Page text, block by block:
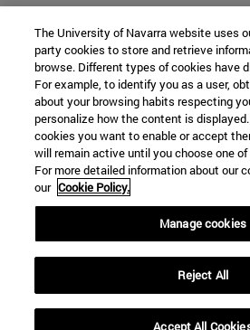
The University of Navarra website uses
party cookies to store and retrieve
browse. Different types of cookies have
For example, to identify you as a user,
about your browsing habits respecting
personalize how the content is
cookies you want to enable or accept
will remain active until you choose one
For more detailed information about our
our Cookie Policy.
Manage cookies
Reject All
Accept All